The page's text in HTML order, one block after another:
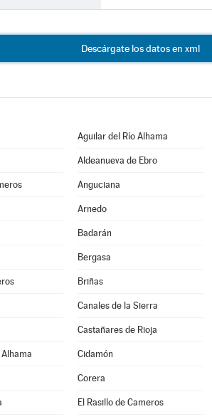
Descárgate los datos en xml
Aguilar del Río Alhama
Aldeanueva de Ebro
Anguciana
Arnedo
Badarán
Bergasa
Briñas
Canales de la Sierra
Castañares de Rioja
Cidamón
Corera
El Rasillo de Cameros